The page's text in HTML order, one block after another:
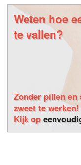
Weten hoe
te vallen?
Zonder pillen en
zweet te werken!
Kijk op